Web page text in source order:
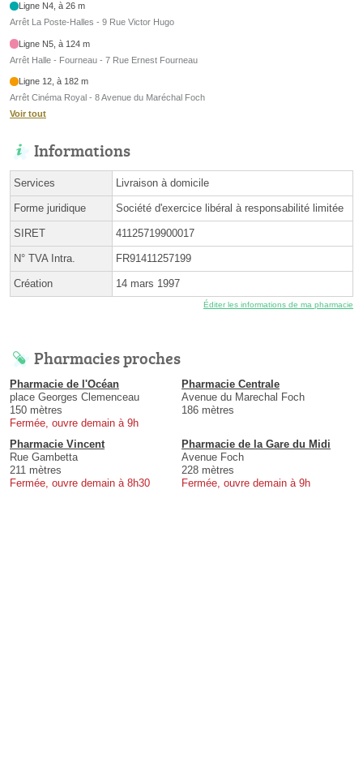
Ligne N4, à 26 m
Arrêt La Poste-Halles - 9 Rue Victor Hugo
Ligne N5, à 124 m
Arrêt Halle - Fourneau - 7 Rue Ernest Fourneau
Ligne 12, à 182 m
Arrêt Cinéma Royal - 8 Avenue du Maréchal Foch
Voir tout
Informations
Services Livraison à domicile
Forme juridique Société d'exercice libéral à responsabilité limitée
SIRET 41125719900017
N° TVA Intra. FR91411257199
Création 14 mars 1997
Éditer les informations de ma pharmacie
Pharmacies proches
Pharmacie de l'Océan
place Georges Clemenceau
150 mètres
Fermée, ouvre demain à 9h
Pharmacie Centrale
Avenue du Marechal Foch
186 mètres
Pharmacie Vincent
Rue Gambetta
211 mètres
Fermée, ouvre demain à 8h30
Pharmacie de la Gare du Midi
Avenue Foch
228 mètres
Fermée, ouvre demain à 9h